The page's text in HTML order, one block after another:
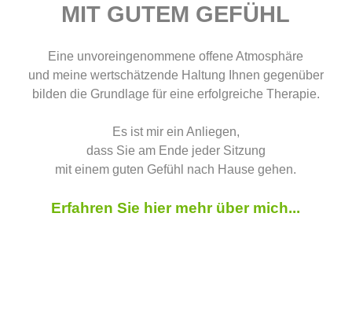
MIT GUTEM GEFÜHL
Eine unvoreingenommene offene Atmosphäre
und meine wertschätzende Haltung Ihnen gegenüber
bilden die Grundlage für eine erfolgreiche Therapie.
Es ist mir ein Anliegen,
dass Sie am Ende jeder Sitzung
mit einem guten Gefühl nach Hause gehen.
Erfahren Sie hier mehr über mich...